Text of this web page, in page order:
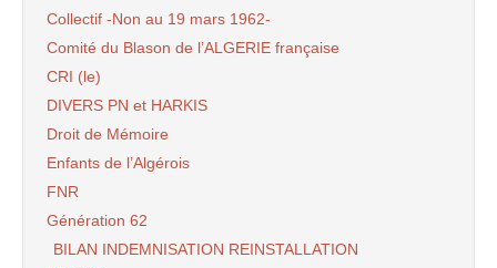
Collectif -Non au 19 mars 1962-
Comité du Blason de l’ALGERIE française
CRI (le)
DIVERS PN et HARKIS
Droit de Mémoire
Enfants de l’Algérois
FNR
Génération 62
BILAN INDEMNISATION REINSTALLATION